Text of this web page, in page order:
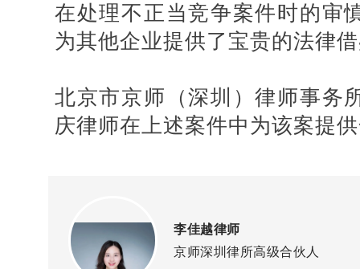
在处理不正当竞争案件时的审
为其他企业提供了宝贵的法律
北京市京师（深圳）律师事务
庆律师在上述案件中为该案提
李佳越律师
京师深圳律所高级合伙人